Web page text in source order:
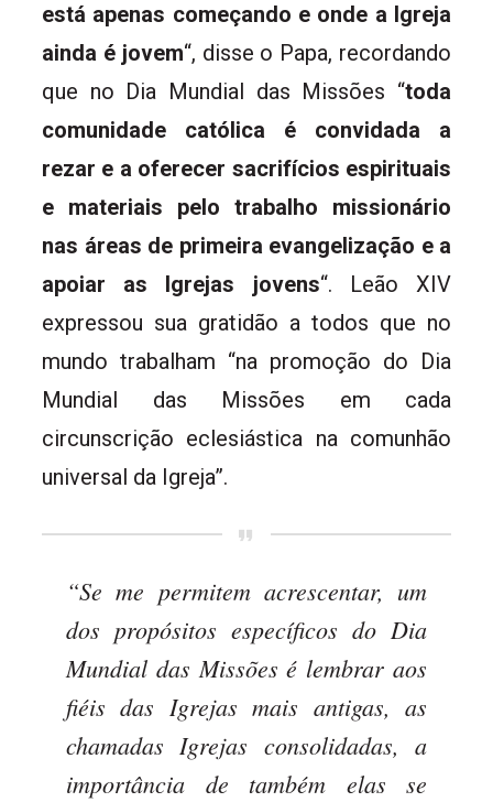
está apenas começando e onde a Igreja
ainda é jovem“, disse o Papa, recordando
que no Dia Mundial das Missões “toda
comunidade católica é convidada a
rezar e a oferecer sacrifícios espirituais
e materiais pelo trabalho missionário
nas áreas de primeira evangelização e a
apoiar as Igrejas jovens“. Leão XIV
expressou sua gratidão a todos que no
mundo trabalham “na promoção do Dia
Mundial das Missões em cada
circunscrição eclesiástica na comunhão
universal da Igreja”.
“Se me permitem acrescentar, um
dos propósitos específicos do Dia
Mundial das Missões é lembrar aos
fiéis das Igrejas mais antigas, as
chamadas Igrejas consolidadas, a
importância de também elas se